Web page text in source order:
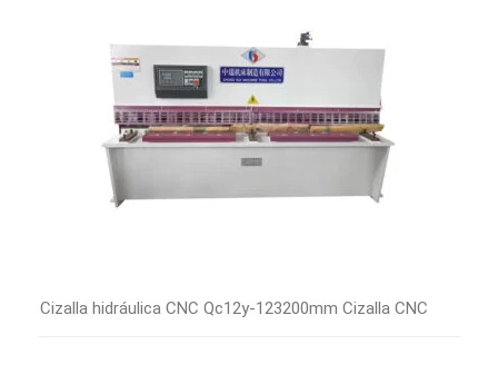
Cizalla hidráulica CNC Qc12y-123200mm Cizalla CNC